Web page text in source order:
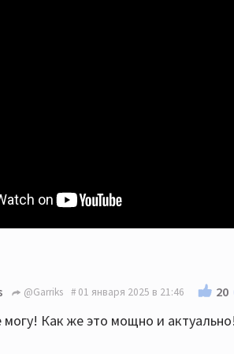
@Garriks 01 января 2025 в 21:46 20
могу! Как же это мощно и